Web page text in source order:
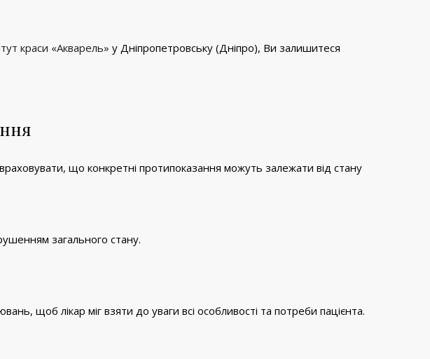
краси «Акварель» у Дніпропетровську (Дніпро), Ви залишитеся
що конкретні протипоказання можуть залежати від стану
загального стану.
щоб лікар міг взяти до уваги всі особливості та потреби пацієнта.